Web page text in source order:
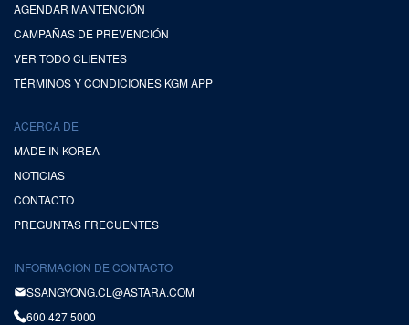
AGENDAR MANTENCIÓN
CAMPAÑAS DE PREVENCIÓN
VER TODO CLIENTES
TÉRMINOS Y CONDICIONES KGM APP
ACERCA DE
MADE IN KOREA
NOTICIAS
CONTACTO
PREGUNTAS FRECUENTES
INFORMACION DE CONTACTO
SSANGYONG.CL@ASTARA.COM
600 427 5000